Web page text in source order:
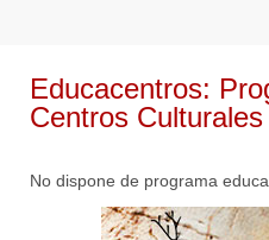
Educacentros:
Centros
No dispone de programa